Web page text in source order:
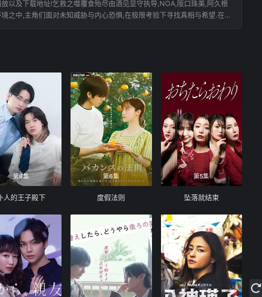
以及下载地址!乞救之噬覆食殆尽由酒见显守执导,NOA,阪口珠美,阿久根
之中,主角们面对未知威胁与内心恐惧,在极限考验下寻找真相与希望.在线
第6集
人的王子殿下
第6集
度假法则
第5集
坠落就结束